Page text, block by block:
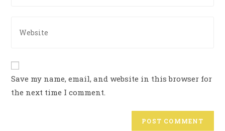
Save my name, email, and website in this browser for
the next time I comment.